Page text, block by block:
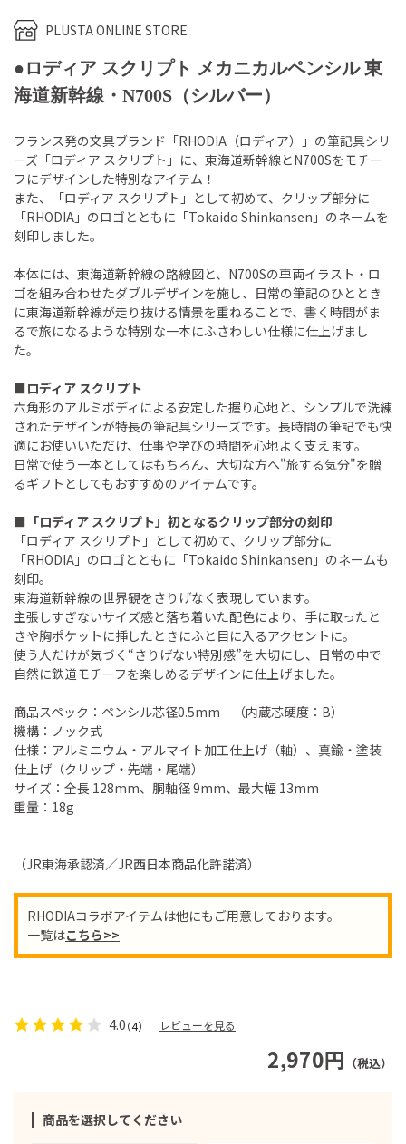
PLUSTA ONLINE STORE
●ロディア スクリプト メカニカルペンシル 東
海道新幹線・N700S（シルバー）
2,970円 （税込）
商品を選択してください
フランス発の文具ブランド「RHODIA（ロディア）」の筆記具シリ
ーズ「ロディア スクリプト」に、東海道新幹線とN700Sをモチー
フにデザインした特別なアイテム！
また、「ロディア スクリプト」として初めて、クリップ部分に
「RHODIA」のロゴとともに「Tokaido Shinkansen」のネームを
刻印しました。
本体には、東海道新幹線の路線図と、N700Sの車両イラスト・ロ
ゴを組み合わせたダブルデザインを施し、日常の筆記のひととき
に東海道新幹線が走り抜ける情景を重ねることで、書く時間がま
るで旅になるような特別な一本にふさわしい仕様に仕上げまし
た。
■ロディア スクリプト
六角形のアルミボディによる安定した握り心地と、シンプルで洗練
されたデザインが特長の筆記具シリーズです。長時間の筆記でも快
適にお使いいただけ、仕事や学びの時間を心地よく支えます。
日常で使う一本としてはもちろん、大切な方へ"旅する気分"を贈
るギフトとしてもおすすめのアイテムです。
■「ロディア スクリプト」初となるクリップ部分の刻印
「ロディア スクリプト」として初めて、クリップ部分に
「RHODIA」のロゴとともに「Tokaido Shinkansen」のネームも
刻印。
東海道新幹線の世界観をさりげなく表現しています。
主張しすぎないサイズ感と落ち着いた配色により、手に取ったと
きや胸ポケットに挿したときにふと目に入るアクセントに。
使う人だけが気づく“さりげない特別感”を大切にし、日常の中で
自然に鉄道モチーフを楽しめるデザインに仕上げました。
商品スペック：ペンシル芯径0.5mm （内蔵芯硬度：B）
機構：ノック式
仕様：アルミニウム・アルマイト加工仕上げ（軸）、真鍮・塗装
仕上げ（クリップ・先端・尾端）
サイズ：全長 128mm、胴軸径 9mm、最大幅 13mm
重量：18g
（JR東海承認済／JR西日本商品化許諾済）
RHODIAコラボアイテムは他にもご用意しております。
一覧はこちら>>
4.0（4） レビューを見る